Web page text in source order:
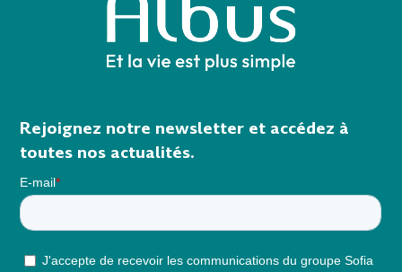
Rejoignez notre newsletter et accédez à
toutes nos actualités.